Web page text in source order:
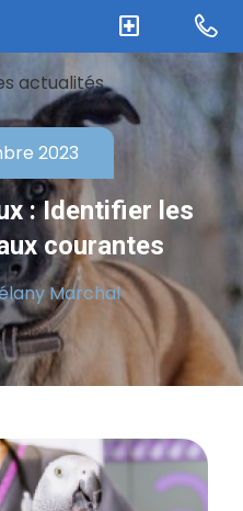
local_hospital
actualités
2023
: Identifier les
courantes
Marchal